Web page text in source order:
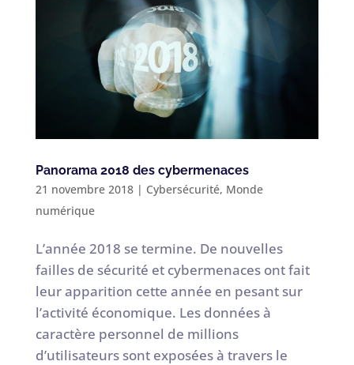
Panorama 2018 des cybermenaces
21 novembre 2018| Cybersécurité, Monde
numérique
L’année 2018 se termine. De nouvelles
failles de sécurité et cybermenaces ont fait
leur apparition cette année en pesant sur
l’activité économique. Les données à
caractère personnel de millions
d’utilisateurs sont exposées à travers le